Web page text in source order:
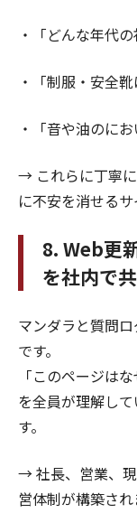
・「どんな年代の
・「制服・安全
・「音や油のにお
→ これらに丁寧
に不安を消せるサ
8. Web更
を社内で
マンダラと質問
です。
「このページは
を全員が理解し
す。
→ 社長、営業、
営体制が構築され